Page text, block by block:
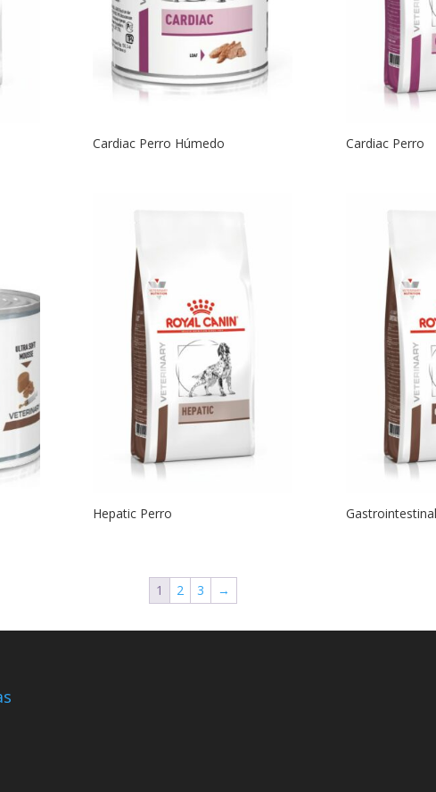
Cardiac Perro Húmedo Cardiac Perro
Hepatic Perro
1 2 3 →